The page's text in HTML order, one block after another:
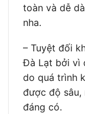
toàn và dễ
nha.
– Tuyệt đối
Đà Lạt bởi vì
do quá trình
được độ sâu,
đáng có.